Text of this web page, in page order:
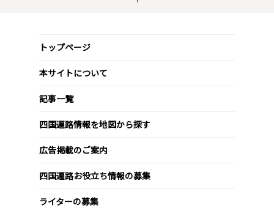
トップページ
本サイトについて
記事一覧
四国遍路情報を地図から探す
広告掲載のご案内
四国遍路お役立ち情報の募集
ライターの募集